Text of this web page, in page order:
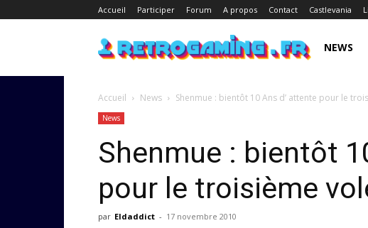
Accueil Participer Forum A propos Contact Castlevania
NEWS
Accueil News Shenmue : bientôt 10 Ans d’ attente pour le
News
Shenmue : bientôt
pour le troisième
par Eldaddict - 17 novembre 2010